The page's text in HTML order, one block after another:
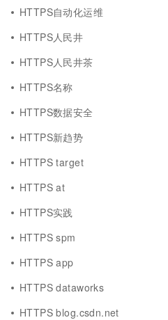
HTTPS自动化运维
HTTPS人民井
HTTPS人民井茶
HTTPS名称
HTTPS数据安全
HTTPS新趋势
HTTPS target
HTTPS at
HTTPS实践
HTTPS spm
HTTPS app
HTTPS dataworks
HTTPS blog.csdn.net